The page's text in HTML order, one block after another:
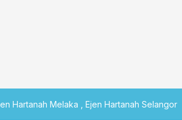
Hartanah Melaka , Ejen Hartanah Selangor